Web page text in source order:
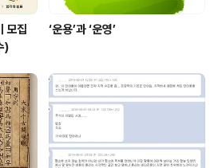
모집
)
‘운용’과 ‘운영’